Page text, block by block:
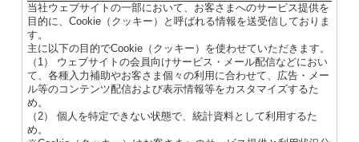
当社ウェブサイトの一部において、お客さまへのサービス提供を
目的に、Cookie（クッキー）と呼ばれる情報を送受信しておりま
す。
主に以下の目的でCookie（クッキー）を使わせていただきます。
（1） ウェブサイトの会員向けサービス・メール配信などにおい
て、各種入力補助やお客さま個々の利用に合わせて、広告・メー
ル等のコンテンツ配信および表示情報等をカスタマイズするた
め。
（2） 個人を特定できない状態で、統計資料として利用するた
め。